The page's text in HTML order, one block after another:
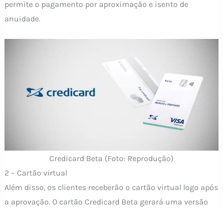
permite o pagamento por aproximação e isento de
anuidade.
Credicard Beta (Foto: Reprodução)
2 – Cartão virtual
Além disso, os clientes receberão o cartão virtual logo após
a aprovação. O cartão Credicard Beta gerará uma versão